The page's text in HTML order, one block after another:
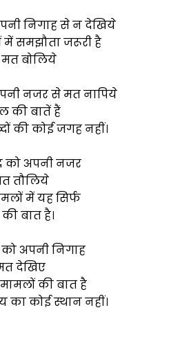
निगाह से न देखिये
समझौता जरूरी है
बोलिये
नजर से मत नापिये
की बातें हैं
की कोई जगह नहीं।
को अपनी नजर
तौलिये
में यह सिर्फ
बात है।
अपनी निगाह
देखिए
की बात है
कोई स्थान नहीं।